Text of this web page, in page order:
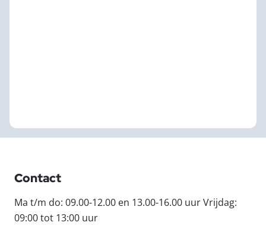
Contact
Ma t/m do: 09.00-12.00 en 13.00-16.00 uur Vrijdag:
09:00 tot 13:00 uur